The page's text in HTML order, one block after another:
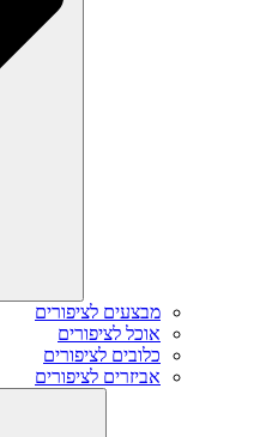
מבצעים לציפורים
אוכל לציפורים
כלובים לציפורים
אביזרים לציפורים